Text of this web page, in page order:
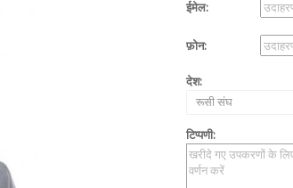
ईमेल:
फ़ोन:
देश:
रूसी संघ
टिप्पणी: